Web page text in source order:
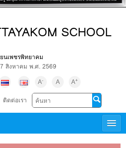
SCHOOL
ยนเพชรพิทยาคม
สิงหาคม พ.ศ. 2569
A- A A+
ติดต่อเรา